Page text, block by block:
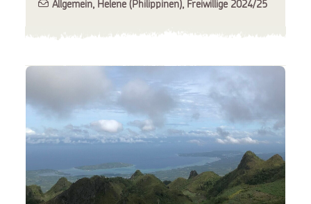
Allgemein, Helene (Philippinen), Freiwillige 2024/25